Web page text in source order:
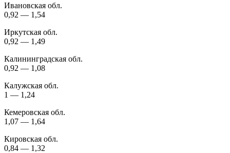
Ивановская обл.
0,92 — 1,54
Иркутская обл.
0,92 — 1,49
Калининградская обл.
0,92 — 1,08
Калужская обл.
1 — 1,24
Кемеровская обл.
1,07 — 1,64
Кировская обл.
0,84 — 1,32